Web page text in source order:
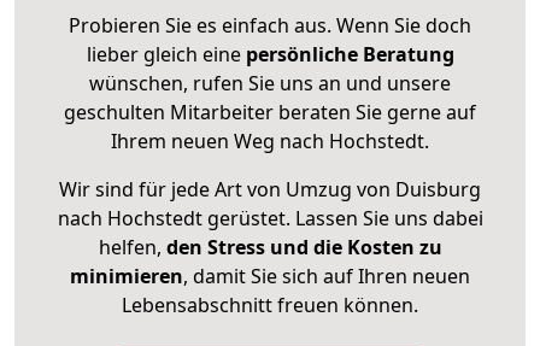
Probieren Sie es einfach aus. Wenn Sie doch
lieber gleich eine persönliche Beratung
wünschen, rufen Sie uns an und unsere
geschulten Mitarbeiter beraten Sie gerne auf
Ihrem neuen Weg nach Hochstedt.
Wir sind für jede Art von Umzug von Duisburg
nach Hochstedt gerüstet. Lassen Sie uns dabei
helfen, den Stress und die Kosten zu
minimieren, damit Sie sich auf Ihren neuen
Lebensabschnitt freuen können.